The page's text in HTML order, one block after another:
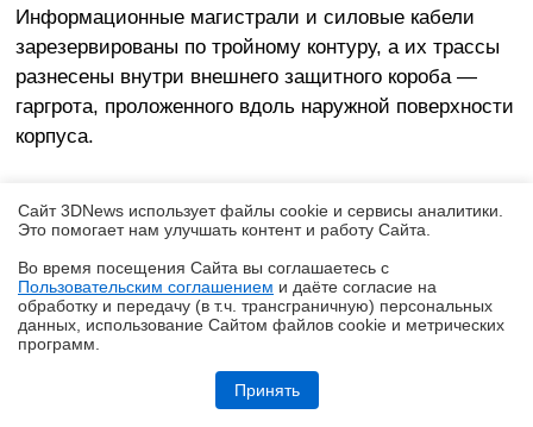
Обзор и тестирование неттопа MSI PRO DP10 A14MG: маленький, но
Информационные магистрали и силовые кабели
зарезервированы по тройному контуру, а их трассы
разнесены внутри внешнего защитного короба —
гаргрота, проложенного вдоль наружной поверхности
корпуса.
метров, защищающий полезную нагрузку при
рекордный для мировой космонавтики внутренний
объем — более 450 кубических метров. Конструкция
обтекателя — многоразовая: после отделения от
второй ступени обе створки ориентируются и
стабилизируются при падении с помощью сопел на
Сайт 3DNews использует файлы cookie и сервисы аналитики.
Это помогает нам улучшать контент и работу Cайта.
Во время посещения Cайта вы соглашаетесь с
Пользовательским соглашением и даёте согласие на
обработку и передачу (в т.ч. трансграничную) персональных
данных, использование Cайтом файлов cookie и метрических
программ.
Принять